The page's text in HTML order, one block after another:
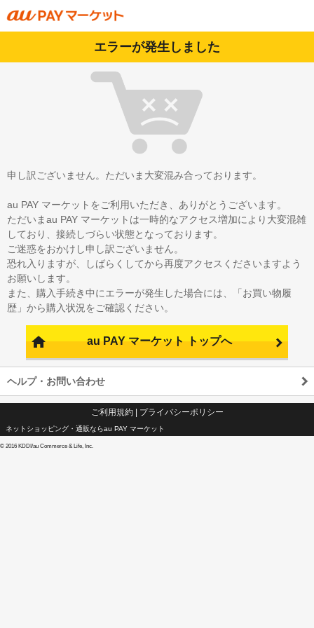
エラーが発生しました
申し訳ございません。ただいま大変混み合っております。
au PAY マーケットをご利用いただき、ありがとうございます。
ただいまau PAY マーケットは一時的なアクセス増加により大変混雑
しており、接続しづらい状態となっております。
ご迷惑をおかけし申し訳ございません。
恐れ入りますが、しばらくしてから再度アクセスくださいますよう
お願いします。
また、購入手続き中にエラーが発生した場合には、「お買い物履
歴」から購入状況をご確認ください。
au PAY マーケット トップへ
ヘルプ・お問い合わせ
ご利用規約| プライバシーポリシー
ネットショッピング・通販ならau PAY マーケット
© 2016 KDDI/au Commerce & Life, Inc.